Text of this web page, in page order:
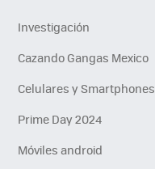
Investigación
Cazando Gangas Mexico
Celulares y Smartphones
Prime Day 2024
Móviles android